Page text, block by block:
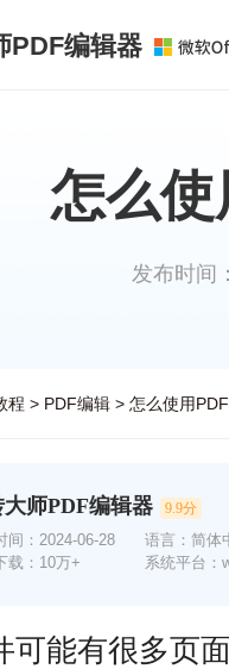
PDF编辑器
怎么
发布时间
程 > PDF编辑> 怎么使用
师PDF编辑器 9.9分
间： 2024-06-28
载：10万+
语言：简体
系统平台：
可能有很多页